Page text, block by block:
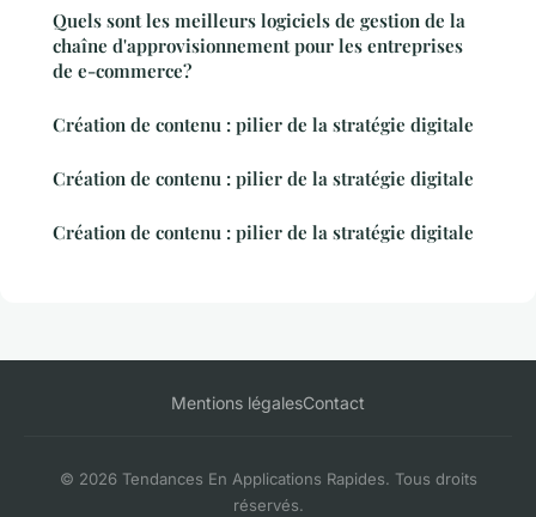
Quels sont les meilleurs logiciels de gestion de la
chaîne d'approvisionnement pour les entreprises
de e-commerce?
Création de contenu : pilier de la stratégie digitale
Création de contenu : pilier de la stratégie digitale
Création de contenu : pilier de la stratégie digitale
Mentions légalesContact
© 2026 Tendances En Applications Rapides. Tous droits
réservés.